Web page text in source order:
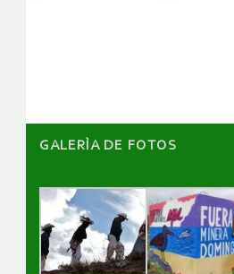
GALERÌA DE FOTOS